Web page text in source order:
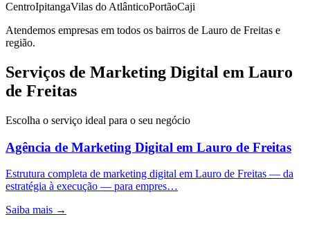
CentroIpitangaVilas do AtlânticoPortãoCaji
Atendemos empresas em todos os bairros de Lauro de Freitas e
região.
Serviços de Marketing Digital em Lauro
de Freitas
Escolha o serviço ideal para o seu negócio
Agência de Marketing Digital em Lauro de Freitas
Estrutura completa de marketing digital em Lauro de Freitas — da
estratégia à execução — para empres…
Saiba mais →